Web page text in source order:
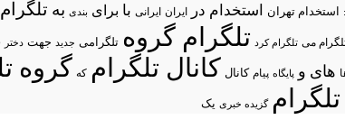
استخدام تهران استخدام در ایران ایرانی با برای بندی به
می تلگرام کرد تلگرام گروه تلگرامی جدید جهت دختر
های و پایگاه پیام کانال کانال تلگرام که گروه
گزیده خبری یک